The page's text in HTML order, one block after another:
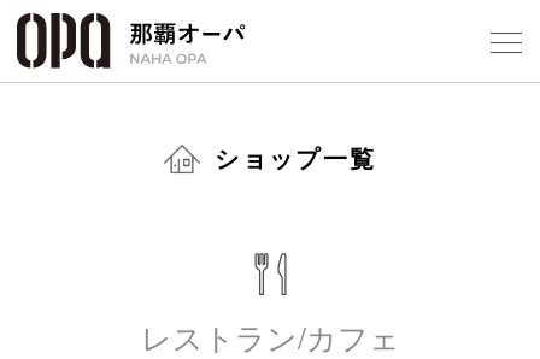
ショップ一覧
レストラン/カフェ